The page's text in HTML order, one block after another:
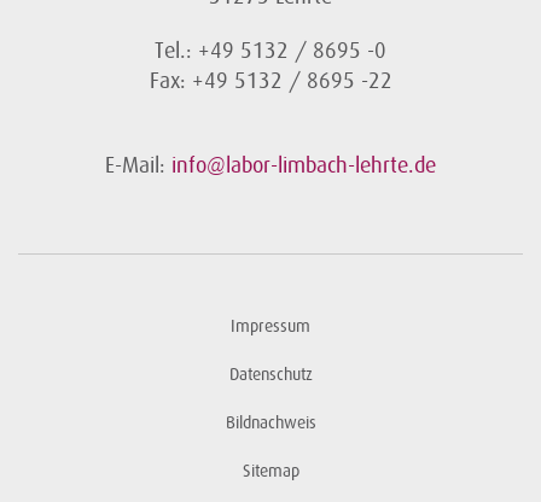
Tel.: +49 5132 / 8695 -0
Fax: +49 5132 / 8695 -22
E-Mail: info@labor-limbach-lehrte.de
Impressum
Datenschutz
Bildnachweis
Sitemap